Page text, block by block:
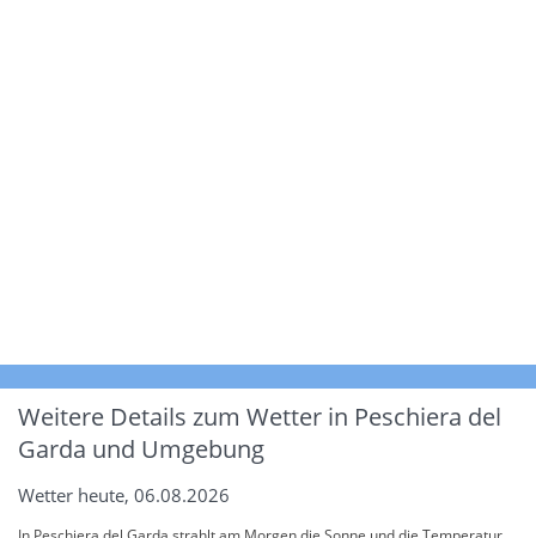
Weitere Details zum Wetter in Peschiera del
Garda und Umgebung
Wetter heute, 06.08.2026